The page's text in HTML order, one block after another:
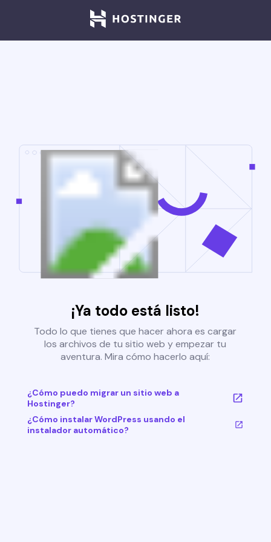
¡Ya todo está listo!
Todo lo que tienes que hacer ahora es cargar
los archivos de tu sitio web y empezar tu
aventura. Mira cómo hacerlo aquí:
¿Cómo puedo migrar un sitio web a
Hostinger?
¿Cómo instalar WordPress usando el
instalador automático?